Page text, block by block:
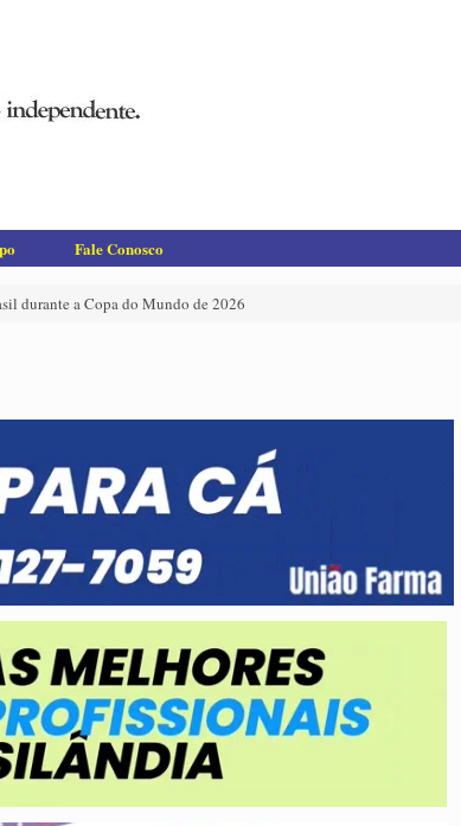
Fale Conosco
durante a Copa do Mundo de 2026